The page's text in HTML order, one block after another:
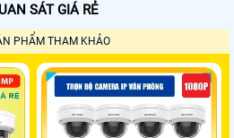
SÁT GIÁ RẺ
PHẨM THAM KHẢO